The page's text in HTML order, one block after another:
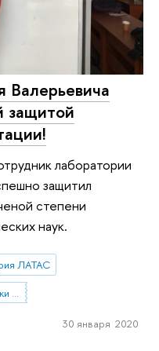
защитой
лаборатории
защитил
степени
наук.
ЛАТАС
30 января 2020